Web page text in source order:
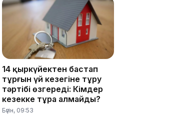
14 қыркүйектен бастап
тұрғын үй кезегіне тұру
тәртібі өзгереді: Кімдер
кезекке тұра алмайды?
Бүгін, 09:53